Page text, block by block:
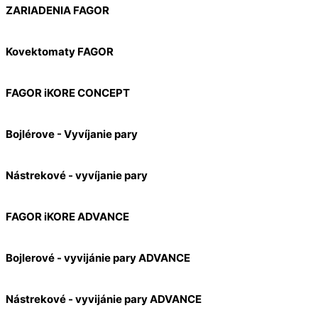
ZARIADENIA FAGOR
Kovektomaty FAGOR
FAGOR iKORE CONCEPT
Bojlérove - Vyvíjanie pary
Nástrekové - vyvíjanie pary
FAGOR iKORE ADVANCE
Bojlerové - vyvijánie pary ADVANCE
Nástrekové - vyvijánie pary ADVANCE